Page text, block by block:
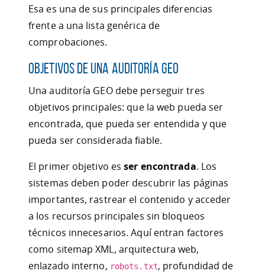
Esa es una de sus principales diferencias
frente a una lista genérica de
comprobaciones.
Objetivos de una auditoría GEO
Una auditoría GEO debe perseguir tres
objetivos principales: que la web pueda ser
encontrada, que pueda ser entendida y que
pueda ser considerada fiable.
El primer objetivo esser encontrada. Los
sistemas deben poder descubrir las páginas
importantes, rastrear el contenido y acceder
a los recursos principales sin bloqueos
técnicos innecesarios. Aquí entran factores
como sitemap XML, arquitectura web,
enlazado interno, robots.txt, profundidad de